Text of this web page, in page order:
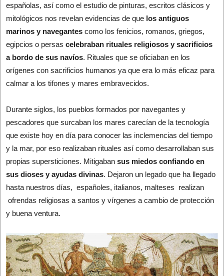
españolas, así como el estudio de pinturas, escritos clásicos y
mitológicos nos revelan evidencias de que los antiguos
marinos y navegantes como los fenicios, romanos, griegos,
egipcios o persas celebraban rituales religiosos y sacrificios
a bordo de sus navíos. Rituales que se oficiaban en los
orígenes con sacrificios humanos ya que era lo más eficaz para
calmar a los tifones y mares embravecidos.
Durante siglos, los pueblos formados por navegantes y
pescadores que surcaban los mares carecían de la tecnología
que existe hoy en día para conocer las inclemencias del tiempo
y la mar, por eso realizaban rituales así como desarrollaban sus
propias supersticiones. Mitigaban sus miedos confiando en
sus dioses y ayudas divinas. Dejaron un legado que ha llegado
hasta nuestros días, españoles, italianos, malteses realizan
ofrendas religiosas a santos y vírgenes a cambio de protección
y buena ventura.